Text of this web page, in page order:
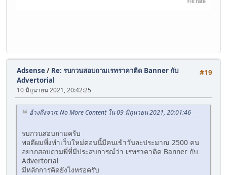
#19
Adsense/ Re: รบกวนสอบถามเรทราคาติด Banner กับ
Advertorial
10 มิถุนายน 2021, 20:42:25
อ้างถึงจาก: No More Content ใน 09 มิถุนายน 2021, 20:01:46
รบกวนสอบถามครับ
พอดีผมพึ่งทำเว็บใหม่ตอนนี้มีคนเข้าวันละประมาณ 2500 คน
อยากสอบถามพี่ที่มีประสบการณ์ว่า เรทราคาติด Banner กับ
Advertorial
มีหลักการคิดยังไงหรอครับ